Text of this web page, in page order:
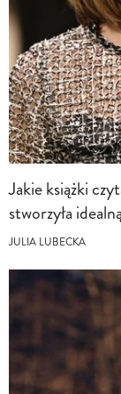
Jakie książki
stworzyła
JULIA LUBECKA